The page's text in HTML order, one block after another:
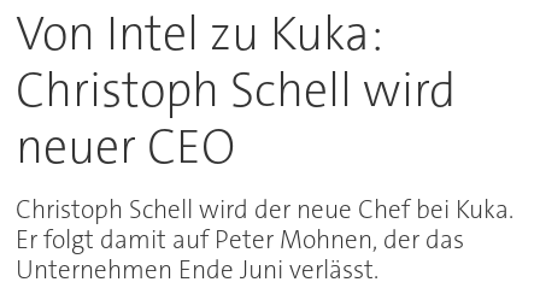
Von Intel zu Kuka:
Christoph Schell wird
neuer CEO
Christoph Schell wird der neue Chef bei Kuka.
Er folgt damit auf Peter Mohnen, der das
Unternehmen Ende Juni verlässt.